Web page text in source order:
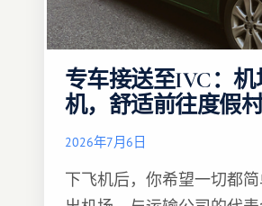
专车接送至IVC：机
机，舒适前往度假
2026年7月6日
下飞机后，你希望一切都